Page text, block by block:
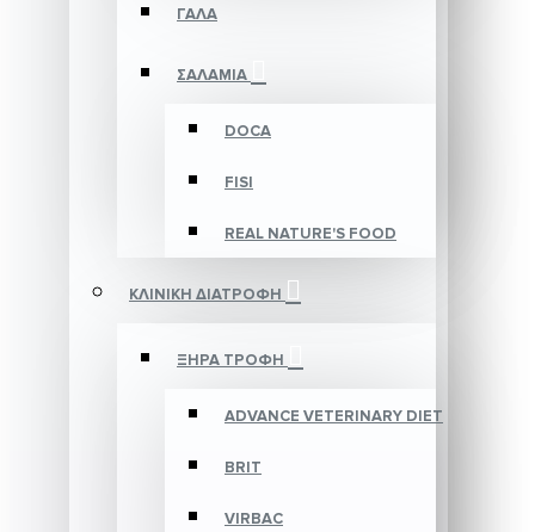
ΓΑΛΑ
ΣΑΛΑΜΙΑ
DOCA
FISI
REAL NATURE'S FOOD
ΚΛΙΝΙΚΗ ΔΙΑΤΡΟΦΗ
ΞΗΡΑ ΤΡΟΦΗ
ADVANCE VETERINARY DIET
BRIT
VIRBAC